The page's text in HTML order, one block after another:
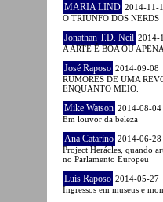
MARIA LIND 2014-11-
O TRIUNFO DOS NERDS
Jonathan T.D. Neil 2014-
A ARTE É BOA OU
José Raposo 2014-09-08
RUMORES DE UMA
ENQUANTO MEIO.
Mike Watson 2014-08-04
Em louvor da beleza
Ana Catarino 2014-06-28
Project Herácles, quando
no Parlamento Europeu
Luís Raposo 2014-05-27
Ingressos em museus e